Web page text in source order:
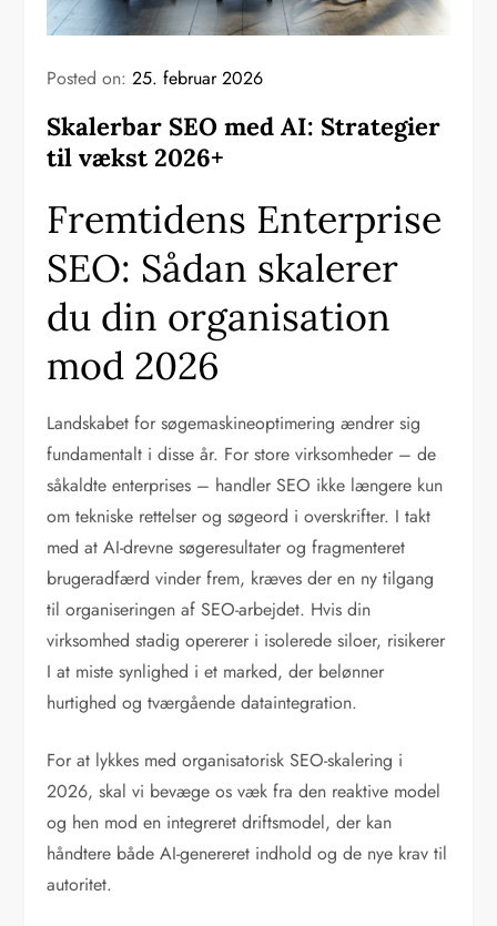
Posted on:25. februar 2026
Skalerbar SEO med AI: Strategier
til vækst 2026+
Fremtidens Enterprise
SEO: Sådan skalerer
du din organisation
mod 2026
Landskabet for søgemaskineoptimering ændrer sig
fundamentalt i disse år. For store virksomheder – de
såkaldte enterprises – handler SEO ikke længere kun
om tekniske rettelser og søgeord i overskrifter. I takt
med at AI-drevne søgeresultater og fragmenteret
brugeradfærd vinder frem, kræves der en ny tilgang
til organiseringen af SEO-arbejdet. Hvis din
virksomhed stadig opererer i isolerede siloer, risikerer
I at miste synlighed i et marked, der belønner
hurtighed og tværgående dataintegration.
For at lykkes med organisatorisk SEO-skalering i
2026, skal vi bevæge os væk fra den reaktive model
og hen mod en integreret driftsmodel, der kan
håndtere både AI-genereret indhold og de nye krav til
autoritet.